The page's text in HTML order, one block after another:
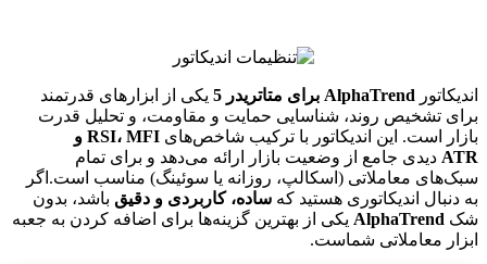
اندیکاتور AlphaTrend برای متاتریدر 5
یکی از ابزارهای قدرتمند
برای تشخیص روند، شناسایی حمایت و مقاومت، و تحلیل قدرت
بازار است. این اندیکاتور با ترکیب شاخص‌های
RSI، MFI و
ATR دیدی جامع از وضعیت بازار ارائه می‌دهد و برای تمام
سبک‌های معاملاتی (اسکالپ، روزانه یا سوئینگ) مناسب است.اگر
به دنبال اندیکاتوری هستید که ساده، کاربردی و دقیق باشد، بدون
شک AlphaTrend یکی از بهترین گزینه‌ها برای اضافه کردن به جعبه
ابزار معاملاتی شماست.